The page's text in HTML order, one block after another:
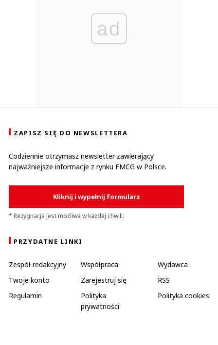
ad
ZAPISZ SIĘ DO NEWSLETTERA
Codziennie otrzymasz newsletter zawierający
najważniejsze informacje z rynku FMCG w Polsce.
Kliknij i wypełnij formularz
* Rezygnacja jest możliwa w każdej chwili.
PRZYDATNE LINKI
Zespół redakcyjny Współpraca
Wydawca
Twoje konto
Zarejestruj się
RSS
Regulamin
Polityka
prywatności
Polityka cookies